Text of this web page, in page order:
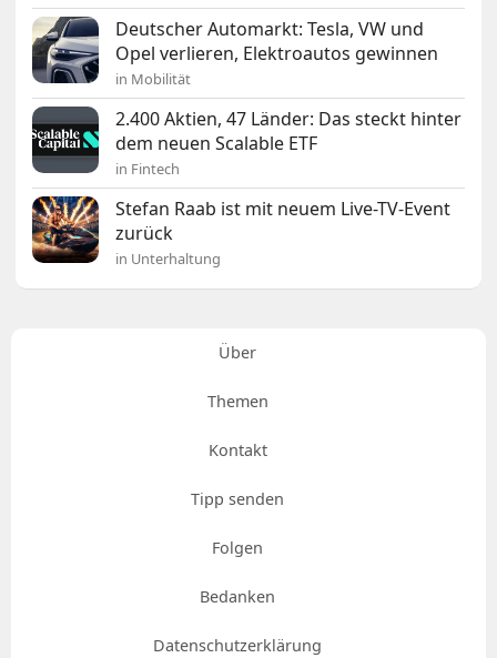
Deutscher Automarkt: Tesla, VW und
Opel verlieren, Elektroautos gewinnen
in Mobilität
2.400 Aktien, 47 Länder: Das steckt hinter
dem neuen Scalable ETF
in Fintech
Stefan Raab ist mit neuem Live-TV-Event
zurück
in Unterhaltung
Über
Themen
Kontakt
Tipp senden
Folgen
Bedanken
Datenschutzerklärung